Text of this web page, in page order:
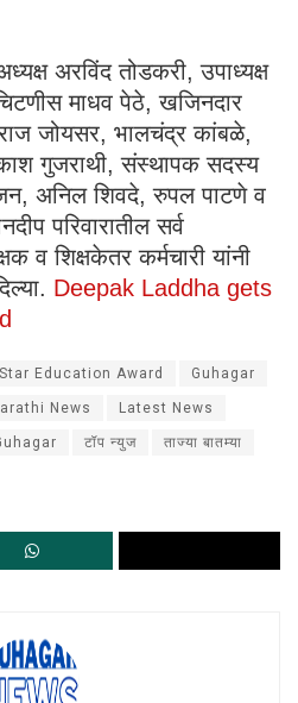
अरविंद तोडकरी, उपाध्यक्ष
माधव पेठे, खजिनदार
जोयसर, भालचंद्र कांबळे,
गुजराथी, संस्थापक सदस्य
अनिल शिवदे, रुपल पाटणे व
परिवारातील सर्व
व शिक्षकेतर कर्मचारी यांनी
Deepak Laddha gets
Education Award Guhagar
News Latest News
टॉप न्युज ताज्या बातम्या